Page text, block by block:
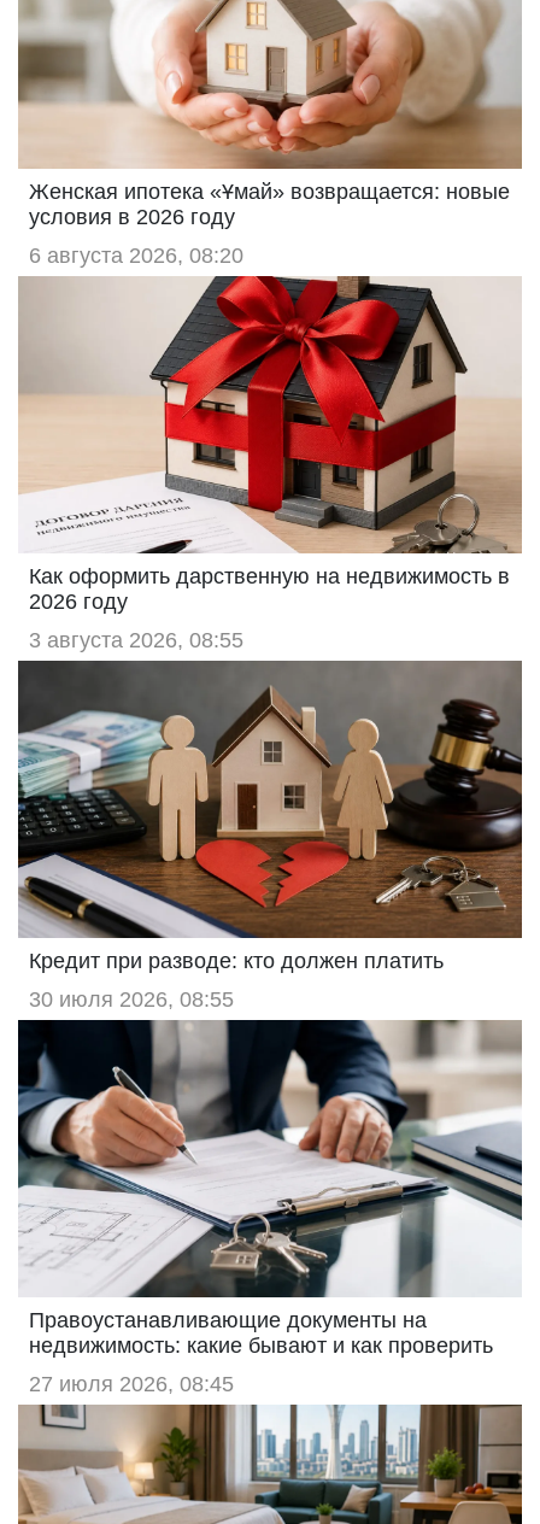
Женская ипотека «Ұмай» возвращается: новые
условия в 2026 году
6 августа 2026, 08:20
Как оформить дарственную на недвижимость в
2026 году
3 августа 2026, 08:55
Кредит при разводе: кто должен платить
30 июля 2026, 08:55
Правоустанавливающие документы на
недвижимость: какие бывают и как проверить
27 июля 2026, 08:45